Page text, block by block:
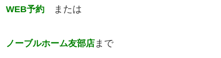
WEB予約または
ノーブルホーム友部店まで